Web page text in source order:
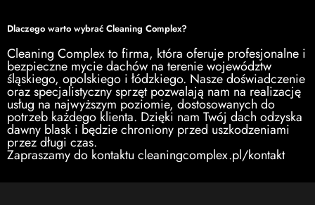
Dlaczego warto wybrać Cleaning Complex?
Cleaning Complex to firma, która oferuje profesjonalne i
bezpieczne mycie dachów na terenie województw
śląskiego, opolskiego i łódzkiego. Nasze doświadczenie
oraz specjalistyczny sprzęt pozwalają nam na realizację
usług na najwyższym poziomie, dostosowanych do
potrzeb każdego klienta. Dzięki nam Twój dach odzyska
dawny blask i będzie chroniony przed uszkodzeniami
przez długi czas.
Zapraszamy do kontaktu cleaningcomplex.pl/kontakt